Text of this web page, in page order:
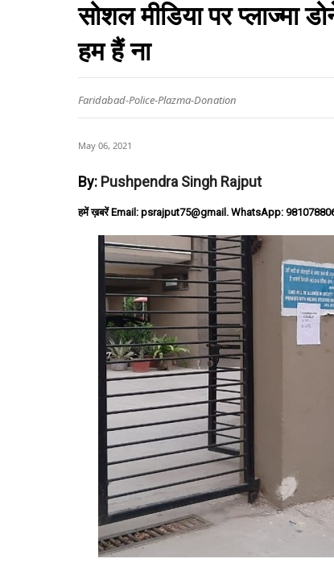
सोशल मीडिया पर प्लाज्मा
हम हैं ना
Faridabad-Police-Plazma-Donation
May 06, 2021
By: Pushpendra Singh Rajput
हमें ख़बरें Email: psrajput75@gmail. WhatsApp: